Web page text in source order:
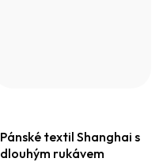
Pánské textil Shanghai s
dlouhým rukávem